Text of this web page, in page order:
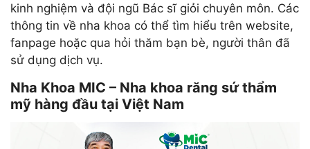
kinh nghiệm và đội ngũ Bác sĩ giỏi chuyên môn. Các
thông tin về nha khoa có thể tìm hiểu trên website,
fanpage hoặc qua hỏi thăm bạn bè, người thân đã
sử dụng dịch vụ.
Nha Khoa MIC – Nha khoa răng sứ thẩm
mỹ hàng đầu tại Việt Nam